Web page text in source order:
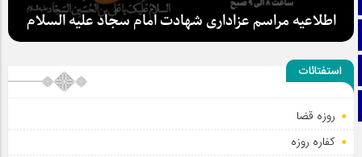
آپارات
اینستاگرام
اطلاعیه مراسم عزاداری شهادت امام سجاد علیه السلام
استفتائات
روزه قضا
کفاره روزه